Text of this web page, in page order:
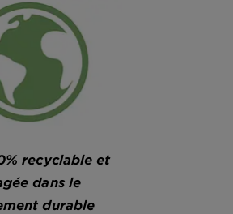
recyclable et
dans le
durable